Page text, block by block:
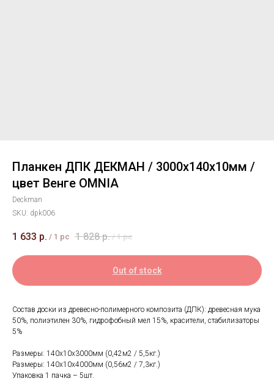
Планкен ДПК ДЕКМАН / 3000х140х10мм /
цвет Венге OMNIA
Deckman
SKU: dpk006
1 633 р. / 1 pc 1 828 р. / 1 pc
Out of stock
Состав доски из древесно-полимерного композита (ДПК): древесная мука
50%, полиэтилен 30%, гидрофобный мел 15%, красители, стабилизаторы
5%
Размеры: 140х10х3000мм (0,42м2 / 5,5кг.)
Размеры: 140х10х4000мм (0,56м2 / 7,3кг.)
Упаковка 1 пачка – 5шт.